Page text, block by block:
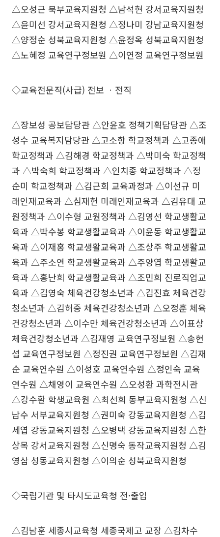
△오성근 북부교육지원청 △남석현 강서교육지원청
△윤미선 강서교육지원청 △정나미 강남교육지원청
△양정순 성북교육지원청 △윤정옥 성북교육지원청
△노혜정 교육연구정보원 △이연정 교육연구정보원
◇교육전문직(사급) 전보 ㆍ전직
△장보성 공보담당관 △안윤호 정책기획담당관 △조
성수 교육복지담당관 △고소향 학교정책과 △고종애
학교정책과 △김해경 학교정책과 △박미숙 학교정책
과 △박숙희 학교정책과 △인치종 학교정책과 △정
순미 학교정책과 △김근회 교육과정과 △이선규 미
래인재교육과 △심재헌 미래인재교육과 △김유대 교
원정책과 △이수형 교원정책과 △김영선 학교생활교
육과 △박수봉 학교생활교육과 △이윤동 학교생활교
육과 △이재홍 학교생활교육과 △조상주 학교생활교
육과 △주소연 학교생활교육과 △주양엽 학교생활교
육과 △홍난희 학교생활교육과 △조민희 진로직업교
육과 △김영숙 체육건강청소년과 △김진효 체육건강
청소년과 △김허중 체육건강청소년과 △오정훈 체육
건강청소년과 △이수만 체육건강청소년과 △이표상
체육건강청소년과 △김재영 교육연구정보원 △송현
섭 교육연구정보원 △정진권 교육연구정보원 △김재
순 교육연수원 △이성호 교육연수원 △정인숙 교육
연수원 △채영이 교육연수원 △오성환 과학전시관
△강수환 학생교육원 △최선희 동부교육지원청 △신
남수 서부교육지원청 △권미숙 강동교육지원청 △김
세엽 강동교육지원청 △오병택 강동교육지원청 △한
상목 강서교육지원청 △신명숙 동작교육지원청 △김
영삼 성동교육지원청 △이의순 성북교육지원청
◇국립기관 및 타시도교육청 전·출입
△김남훈 세종시교육청 세종국제고 교장 △김차수